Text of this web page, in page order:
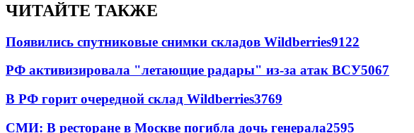
ЧИТАЙТЕ ТАКЖЕ
Появились спутниковые снимки складов Wildberries9122
РФ активизировала "летающие радары" из-за атак ВСУ5067
В РФ горит очередной склад Wildberries3769
СМИ: В ресторане в Москве погибла дочь генерала2595